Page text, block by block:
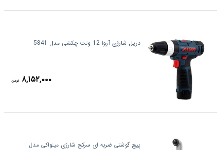
دریل شارژی آروا 12 ولت چکشی مدل 5841
۸,۱۵۲,۰۰۰ تومان
پیچ گوشتی ضربه ای سرکج شارژی میلواکی مدل